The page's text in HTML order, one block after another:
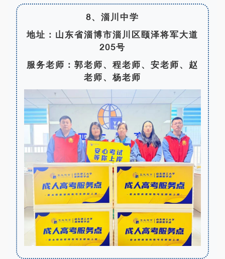
8、淄川中学
地址：山东省淄博市淄川区颐泽将军大道
205号
服务老师：郭老师、程老师、安老师、赵
老师、杨老师